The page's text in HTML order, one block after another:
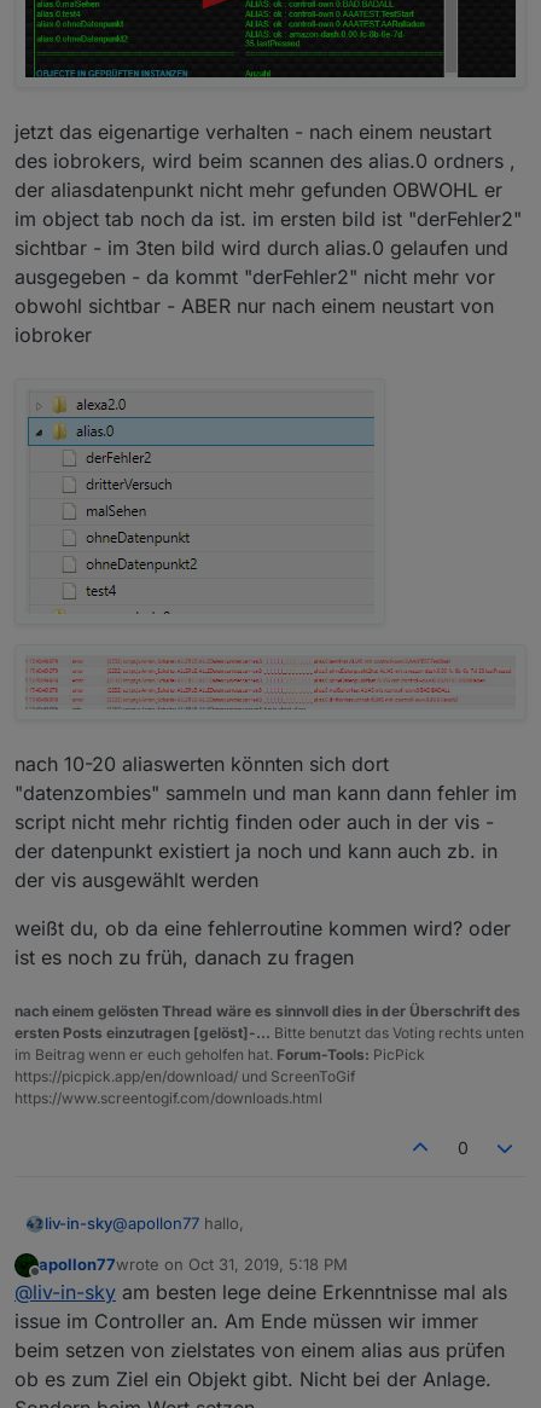
jetzt das eigenartige verhalten - nach einem neustart
des iobrokers, wird beim scannen des alias.0 ordners ,
der aliasdatenpunkt nicht mehr gefunden OBWOHL er
im object tab noch da ist. im ersten bild ist "derFehler2"
sichtbar - im 3ten bild wird durch alias.0 gelaufen und
ausgegeben - da kommt "derFehler2" nicht mehr vor
obwohl sichtbar - ABER nur nach einem neustart von
iobroker
nach 10-20 aliaswerten könnten sich dort
"datenzombies" sammeln und man kann dann fehler im
script nicht mehr richtig finden oder auch in der vis -
der datenpunkt existiert ja noch und kann auch zb. in
der vis ausgewählt werden
weißt du, ob da eine fehlerroutine kommen wird? oder
ist es noch zu früh, danach zu fragen
nach einem gelösten Thread wäre es sinnvoll dies in der Überschrift des
ersten Posts einzutragen [gelöst]-... Bitte benutzt das Voting rechts unten
im Beitrag wenn er euch geholfen hat. Forum-Tools: PicPick
https://picpick.app/en/download/ und ScreenToGif
https://www.screentogif.com/downloads.html
0
liv-in-sky@apollon77 hallo,
jetzt muss ich nochmal nachfragen - wieder das
selbe thema wie oben beschrieben
alias angelegt - aber die zuweisung ist falsch , da der
zugewiesene datenpunkt nicht existiert ( ist also so,
als ob ich ein alias angelegt hatte und nach einer
woche den zugewiesenen dp lösche - kann ja
das problem bzw verhalten ist folgendes :
Offline
apollon77wrote on Oct 31, 2019, 5:18 PM
last edited by
@liv-in-sky am besten lege deine Erkenntnisse mal als
issue im Controller an. Am Ende müssen wir immer
beim setzen von zielstates von einem alias aus prüfen
ob es zum Ziel ein Objekt gibt. Nicht bei der Anlage.